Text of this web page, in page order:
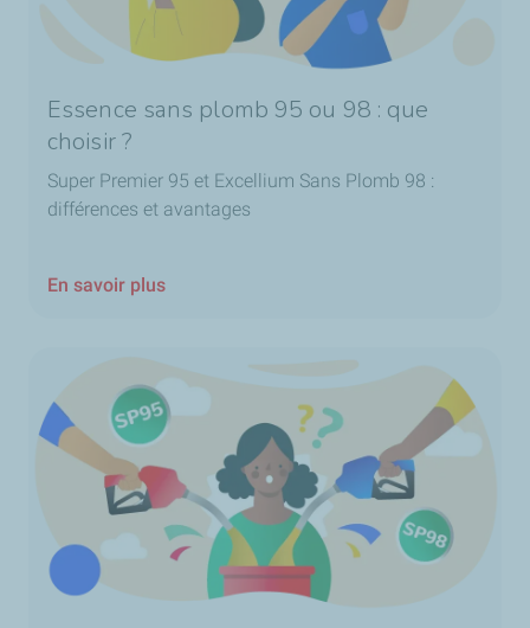
Essence sans plomb 95 ou 98 : que
choisir ?
Super Premier 95 et Excellium Sans Plomb 98 :
différences et avantages
En savoir plus